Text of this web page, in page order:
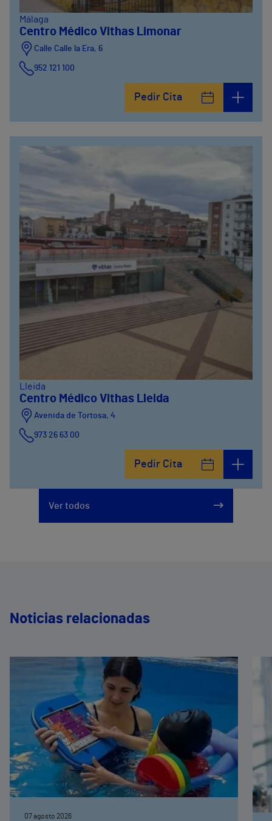
Málaga
Centro Médico Vithas Limonar
Calle Calle la Era, 6
952 121 100
Pedir Cita
Lleida
Centro Médico Vithas Lleida
Avenida de Tortosa, 4
973 26 63 00
Pedir Cita
Ver todos
Noticias relacionadas
07 agosto 2026